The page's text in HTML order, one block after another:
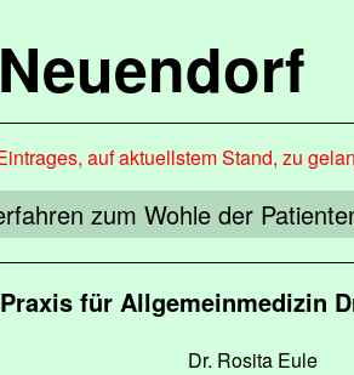
auf aktuellstem Stand, zu
zum Wohle der
Praxis für Allgemeinmedizin
Dr. Rosita Eule